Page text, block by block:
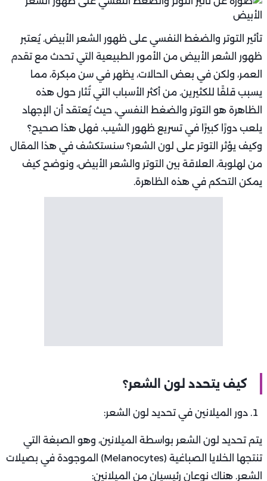
تأثير التوتر والضغط النفسي على ظهور الشعر الأبيض. يُعتبر
ظهور الشعر الأبيض من الأمور الطبيعية التي تحدث مع تقدم
العمر، ولكن في بعض الحالات، يظهر في سن مبكرة، مما
يسبب قلقًا للكثيرين. من أكثر الأسباب التي تُثار حول هذه
الظاهرة هو التوتر والضغط النفسي، حيث يُعتقد أن الإجهاد
يلعب دورًا كبيرًا في تسريع ظهور الشيب. فهل هذا صحيح؟
وكيف يؤثر التوتر على لون الشعر؟ سنستكشف في هذا المقال
من لهلوبة، العلاقة بين التوتر والشعر الأبيض، ونوضح كيف
يمكن التحكم في هذه الظاهرة.
كيف يتحدد لون الشعر؟
دور الميلانين في تحديد لون الشعر:
يتم تحديد لون الشعر بواسطة الميلانين، وهو الصبغة التي
تنتجها الخلايا الصباغية (Melanocytes) الموجودة في بصيلات
الشعر. هناك نوعان رئيسيان من الميلانين: